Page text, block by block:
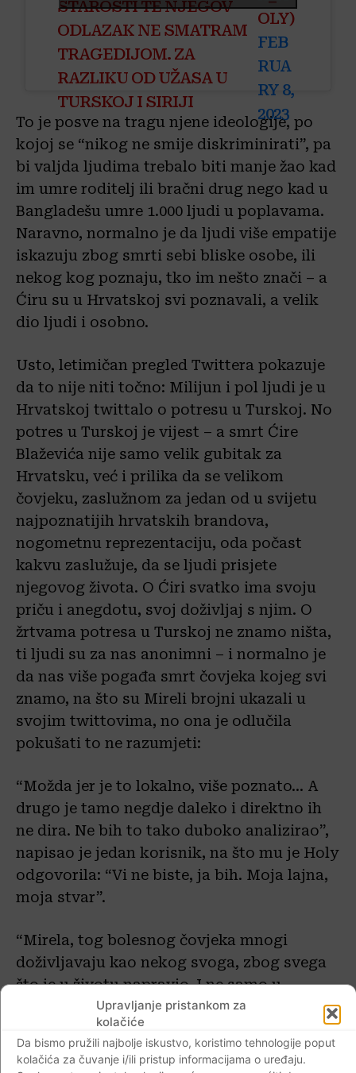
Upravljanje pristankom za
kolačiće
Da bismo pružili najbolje iskustvo, koristimo tehnologije poput
kolačića za čuvanje i/ili pristup informacijama o uređaju.
STAROSTI TE NJEGOV
ODLAZAK NE SMATRAM
TRAGEDIJOM. ZA
RAZLIKU OD UŽASA U
TURSKOJ I SIRIJI
OLY)
FEB
RUA
RY 8,
2023
To je posve na tragu njene ideologije, po
kojoj se “nikog ne smije diskriminirati”, pa
bi valjda ljudima trebalo biti manje žao kad
im umre roditelj ili bračni drug nego kad u
Bangladešu umre 1.000 ljudi u poplavama.
Naravno, normalno je da ljudi više empatije
iskazuju zbog smrti sebi bliske osobe, ili
nekog kog poznaju, tko im nešto znači – a
Ćiru su u Hrvatskoj svi poznavali, a velik
dio ljudi i osobno.
Usto, letimičan pregled Twittera pokazuje
da to nije niti točno: Milijun i pol ljudi je u
Hrvatskoj twittalo o potresu u Turskoj. No
potres u Turskoj je vijest – a smrt Ćire
Blaževića nije samo velik gubitak za
Hrvatsku, već i prilika da se velikom
čovjeku, zaslužnom za jedan od u svijetu
najpoznatijih hrvatskih brandova,
nogometnu reprezentaciju, oda počast
kakvu zaslužuje, da se ljudi prisjete
njegovog života. O Ćiri svatko ima svoju
priču i anegdotu, svoj doživljaj s njim. O
žrtvama potresa u Turskoj ne znamo ništa,
ti ljudi su za nas anonimni – i normalno je
da nas više pogađa smrt čovjeka kojeg svi
znamo, na što su Mireli brojni ukazali u
svojim twittovima, no ona je odlučila
pokušati to ne razumjeti:
“Možda jer je to lokalno, više poznato… A
drugo je tamo negdje daleko i direktno ih
ne dira. Ne bih to tako duboko analizirao”,
napisao je jedan korisnik, na što mu je Holy
odgovorila: “Vi ne biste, ja bih. Moja lajna,
moja stvar”.
“Mirela, tog bolesnog čovjeka mnogi
doživljavaju kao nekog svoga, zbog svega
što je u životu napravio. I ne samo u
Hrvatskoj, nego na prostoru bivše Juge,
Jednostavno, ljudi su ga voljeli i njegov
gubitak smatraju na neki način osobno. Za